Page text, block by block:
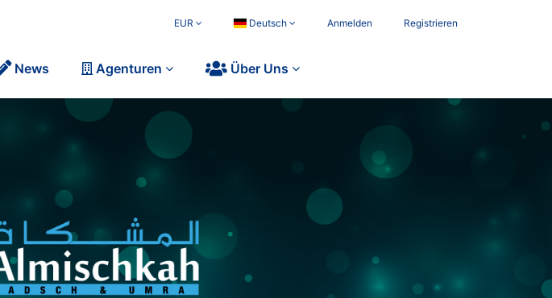
EUR Deutsch Anmelden Registrieren
News Agenturen Über Uns